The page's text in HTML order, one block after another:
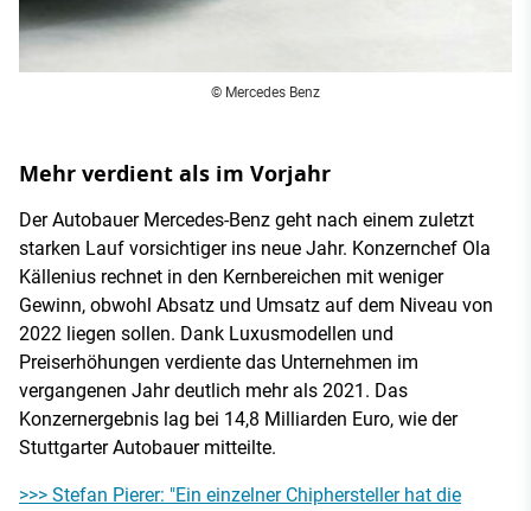
© Mercedes Benz
Mehr verdient als im Vorjahr
Der Autobauer Mercedes-Benz geht nach einem zuletzt
starken Lauf vorsichtiger ins neue Jahr. Konzernchef Ola
Källenius rechnet in den Kernbereichen mit weniger
Gewinn, obwohl Absatz und Umsatz auf dem Niveau von
2022 liegen sollen. Dank Luxusmodellen und
Preiserhöhungen verdiente das Unternehmen im
vergangenen Jahr deutlich mehr als 2021. Das
Konzernergebnis lag bei 14,8 Milliarden Euro, wie der
Stuttgarter Autobauer mitteilte.
>>> Stefan Pierer: "Ein einzelner Chiphersteller hat die